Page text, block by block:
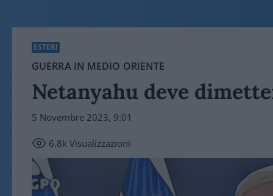
ESTERI
GUERRA IN MEDIO ORIENTE
Netanyahu deve
5 Novembre 2023, 9:01
6.8k Visualizzazioni